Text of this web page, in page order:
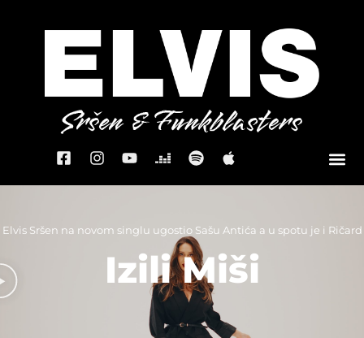
Elvis Sršen na novom singlu ugostio Sašu Antića a u spotu je i Ričard
Izili Miši